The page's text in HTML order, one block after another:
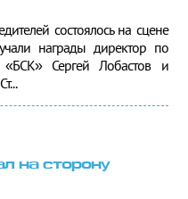
состоялось на сцене
награды директор по
Сергей Лобастов и
на сторону